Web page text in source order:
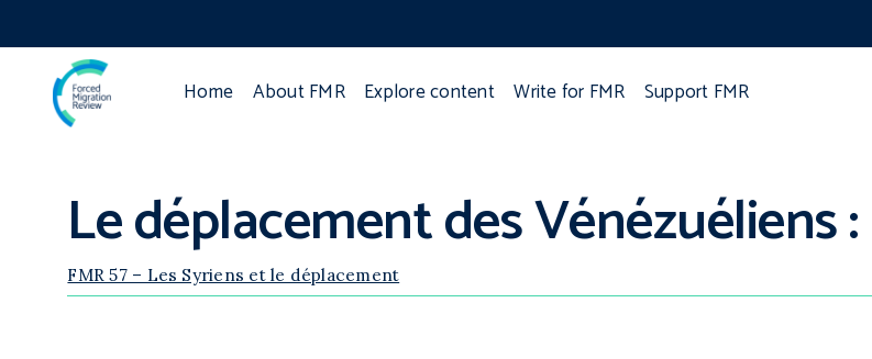
Home About FMR Explore content Write for FMR Support FMR
Le déplacement des Vénézuéliens
FMR 57 – Les Syriens et le déplacement